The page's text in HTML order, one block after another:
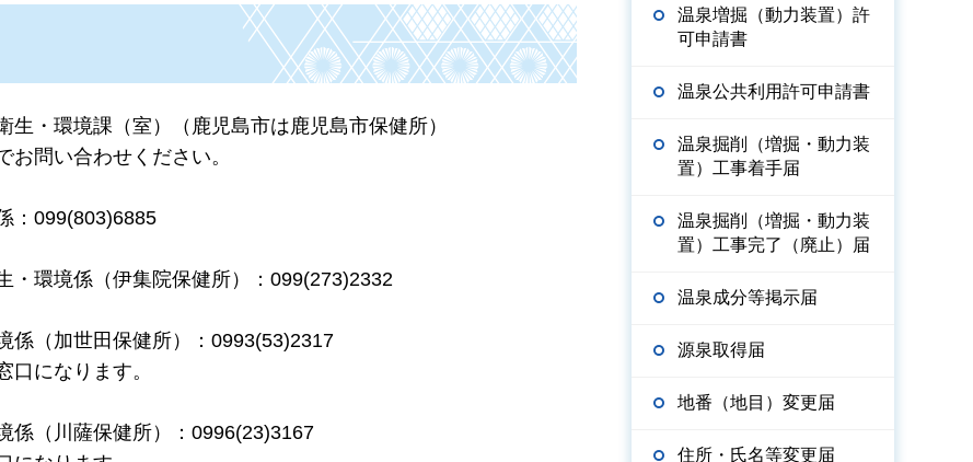
・環境課（室）（鹿児島市は鹿児島市保健所）
問い合わせください。
：099(803)6885
・環境係（伊集院保健所）：099(273)2332
係（加世田保健所）：0993(53)2317
になります。
係（川薩保健所）：0996(23)3167
温泉増掘（動力装置）許
可申請書
温泉公共利用許可申請書
温泉掘削（増掘・動力装
置）工事着手届
温泉掘削（増掘・動力装
置）工事完了（廃止）届
温泉成分等掲示届
源泉取得届
地番（地目）変更届
住所・氏名等変更届